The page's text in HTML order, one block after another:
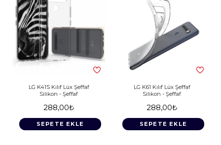
LG K41S Kılıf Lüx Şeffaf
Silikon - Şeffaf
288,00₺
SEPETE EKLE
LG K61 Kılıf Lüx Şeffaf
Silikon - Şeffaf
288,00₺
SEPETE EKLE